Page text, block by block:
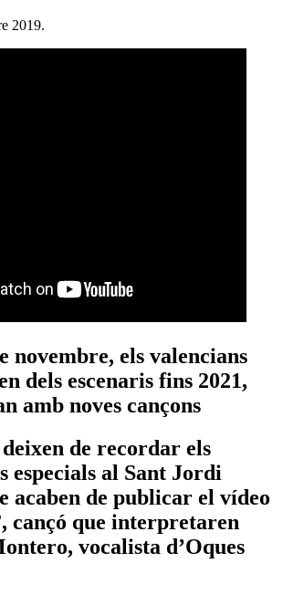
2019.
novembre, els valencians
dels escenaris fins 2021,
amb noves cançons
de recordar els
especials al Sant Jordi
acaben de publicar el vídeo
cançó que interpretaren
vocalista d’Oques